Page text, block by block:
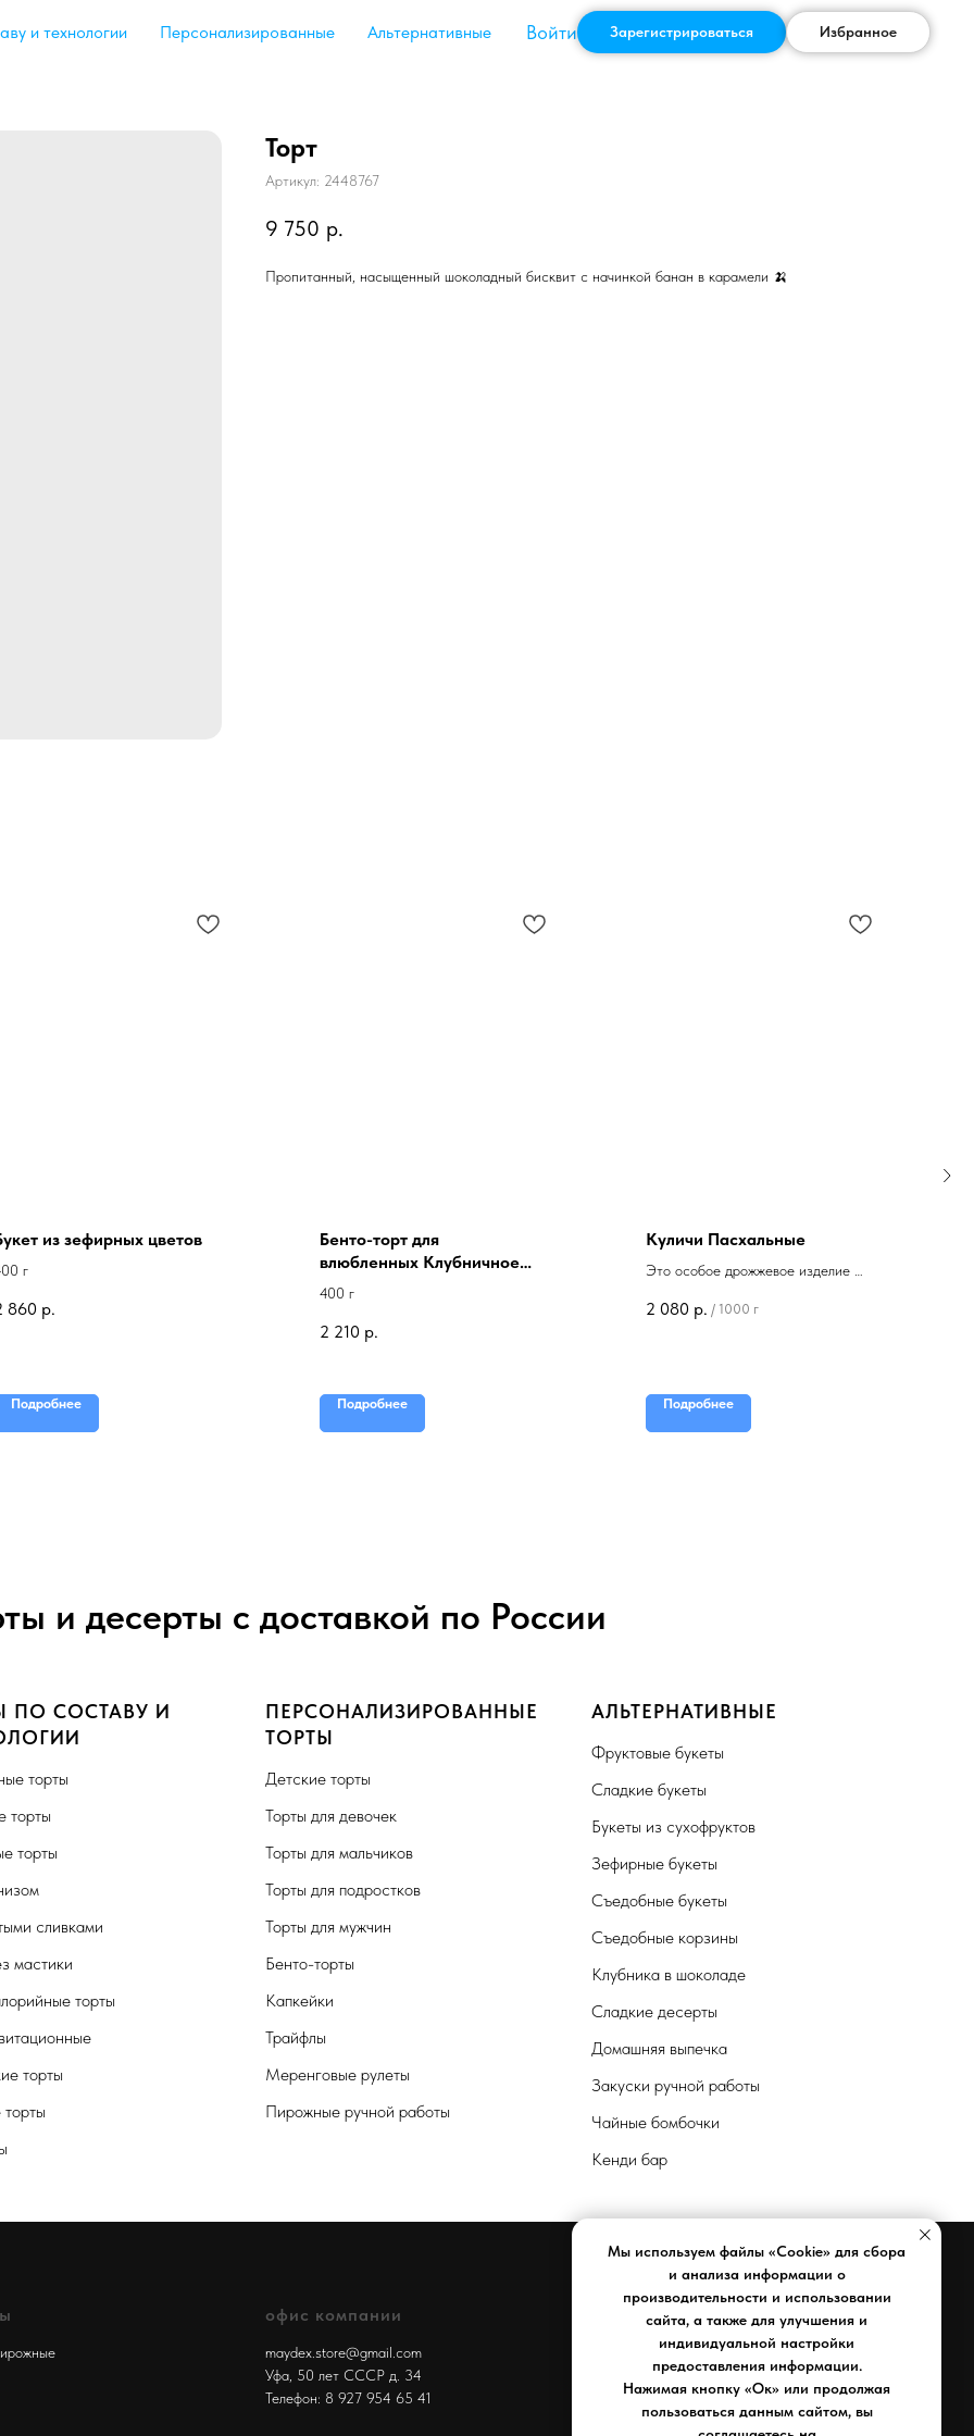
и технологии Персонализированные Альтернативные Войти Зарегистрироваться Избранное
Мы используем файлы «Cookie» для сбора
и анализа информации о
производительности и использовании
сайта, а также для улучшения и
индивидуальной настройки
предоставления информации.
Нажимая кнопку «Ок» или продолжая
пользоваться данным сайтом, вы
Торт
Артикул: 2448767
9 750 р.
Пропитанный, насыщенный шоколадный бисквит с начинкой банан в карамели 🍌
из зефирных цветов
г
860 р.
Подробнее
Бенто-торт для
влюбленных Клубничное
конфи
400 г
2 210 р.
Подробнее
Куличи Пасхальные
Это особое дрожжевое изделие с
символическим значением.
2 080 р. / 1000 г
Подробнее
и десерты с доставкой по России
ПО СОСТАВУ И
торты
торты
торты
сливками
мастики
торты
торты
ПЕРСОНАЛИЗИРОВАННЫЕ
ТОРТЫ
Детские торты
Торты для девочек
Торты для мальчиков
Торты для подростков
Торты для мужчин
Бенто-торты
Капкейки
Трайфлы
Меренговые рулеты
Пирожные ручной работы
АЛЬТЕРНАТИВНЫЕ
Фруктовые букеты
Сладкие букеты
Букеты из сухофруктов
Зефирные букеты
Съедобные букеты
Съедобные корзины
Клубника в шоколаде
Сладкие десерты
Домашняя выпечка
Закуски ручной работы
Чайные бомбочки
Кенди бар
офис компании
maydex.store@gmail.com
Уфа, 50 лет СССР д. 34
Телефон: 8 927 954 65 41
Документы
Реквизиты компании
Политика конфиденциальности
Договор оферты